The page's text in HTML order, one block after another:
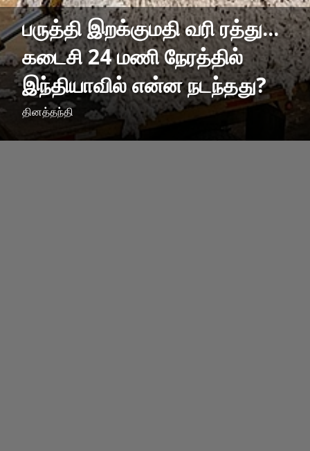
பருத்தி இறக்குமதி வரி ரத்து...
கடைசி 24 மணி நேரத்தில்
இந்தியாவில் என்ன நடந்தது?
தினத்தந்தி